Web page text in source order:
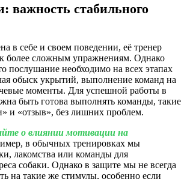
важность стабильного
в себе и своем поведении, её тренер
более сложным упражнениям. Однако
послушание необходимо на всех этапах
обыск укрытий, выполнение команд на
моменты. Для успешной работы в
быть готова выполнять команды, такие
и «отзыв», без лишних проблем.
о влиянии мотивации на
в обычных тренировках мы
лакомства или команды для
собаки. Однако в защите мы не всегда
на такие же стимулы, особенно если